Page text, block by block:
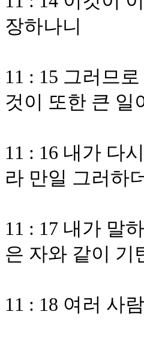
장하나니
11 : 15 그러므
것이 또한 큰 일
11 : 16 내가 다
라 만일 그러하
11 : 17 내가 말
은 자와 같이 기
11 : 18 여러 사